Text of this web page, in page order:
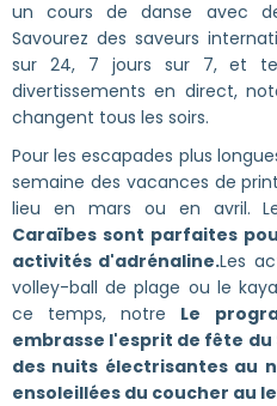
un cours de danse avec
Savourez des saveurs
sur 24, 7 jours sur 7, et
divertissements en direct,
changent tous les soirs.
Pour les escapades plus
semaine des vacances de
lieu en mars ou en avril.
Caraïbes sont parfaites
activités d'adrénaline.Les
volley-ball de plage ou le
ce temps, notre Le
embrasse l'esprit de fête du
des nuits électrisantes au
ensoleillées du coucher au